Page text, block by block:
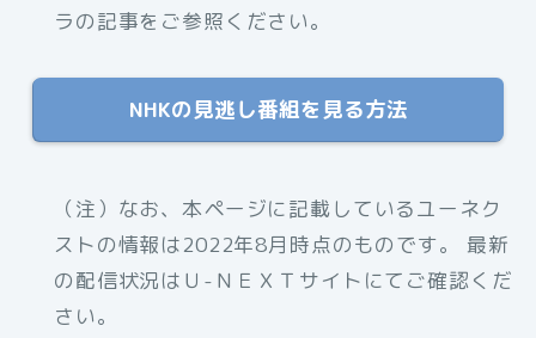
ラの記事をご参照ください。
NHKの見逃し番組を見る方法
（注）なお、本ページに記載しているユーネク
ストの情報は2022年8月時点のものです。 最新
の配信状況はＵ-ＮＥＸＴサイトにてご確認くだ
さい。